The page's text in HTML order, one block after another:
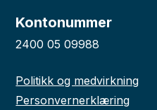
Kontonummer
2400 05 09988
Politikk og medvirkning
Personvernerklæring